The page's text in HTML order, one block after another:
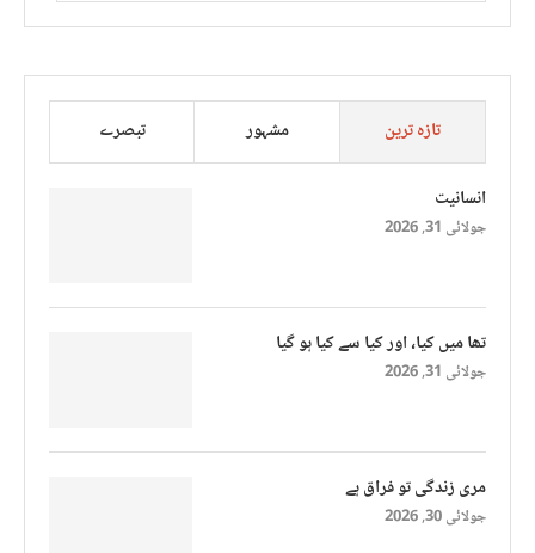
تازہ ترین مشہور تبصرے
انسانیت
جولائی 31, 2026
تھا میں کیا، اور کیا سے کیا ہو گیا
جولائی 31, 2026
مری زندگی تو فراق ہے
جولائی 30, 2026